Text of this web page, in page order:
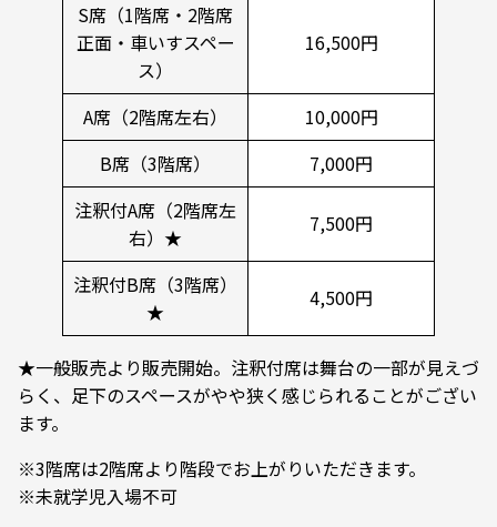
S席（1階席・2階席
正面・車いすスペー
ス）
16,500円
A席（2階席左右）
10,000円
B席（3階席）
7,000円
注釈付A席（2階席左
右）★
7,500円
注釈付B席（3階席）
★
4,500円
★一般販売より販売開始。注釈付席は舞台の一部が見えづ
らく、足下のスペースがやや狭く感じられることがござい
ます。
※3階席は2階席より階段でお上がりいただきます。
※未就学児入場不可